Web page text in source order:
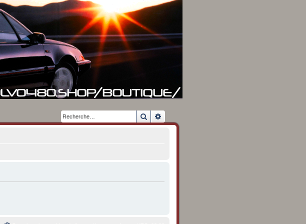
Rechercher